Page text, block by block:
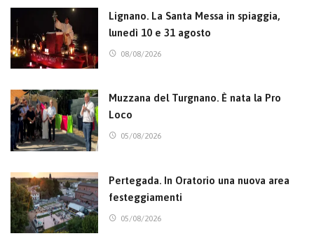
Lignano. La Santa Messa in spiaggia,
lunedì 10 e 31 agosto
08/08/2026
Muzzana del Turgnano. È nata la Pro
Loco
05/08/2026
Pertegada. In Oratorio una nuova area
festeggiamenti
05/08/2026